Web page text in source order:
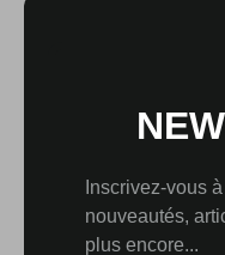
Le
Le Louverot fait partie